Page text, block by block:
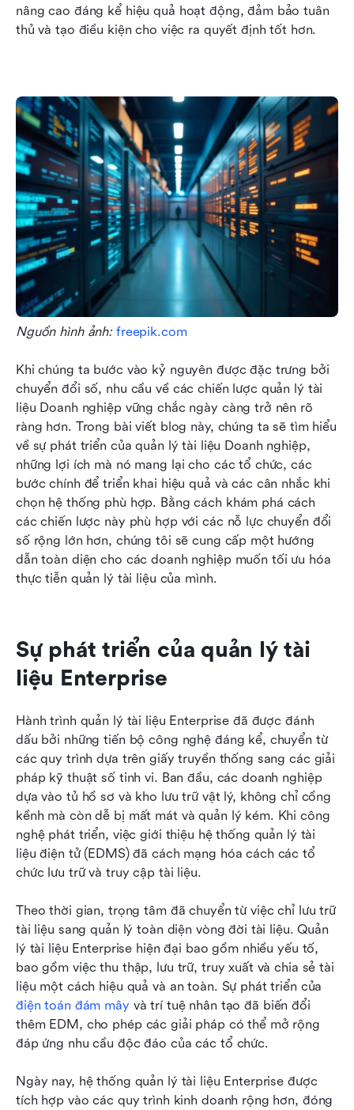
nâng cao đáng kể hiệu quả hoạt động, đảm bảo tuân
thủ và tạo điều kiện cho việc ra quyết định tốt hơn.
Nguồn hình ảnh: freepik.com
Khi chúng ta bước vào kỷ nguyên được đặc trưng bởi
chuyển đổi số, nhu cầu về các chiến lược quản lý tài
liệu Doanh nghiệp vững chắc ngày càng trở nên rõ
ràng hơn. Trong bài viết blog này, chúng ta sẽ tìm hiểu
về sự phát triển của quản lý tài liệu Doanh nghiệp,
những lợi ích mà nó mang lại cho các tổ chức, các
bước chính để triển khai hiệu quả và các cân nhắc khi
chọn hệ thống phù hợp. Bằng cách khám phá cách
các chiến lược này phù hợp với các nỗ lực chuyển đổi
số rộng lớn hơn, chúng tôi sẽ cung cấp một hướng
dẫn toàn diện cho các doanh nghiệp muốn tối ưu hóa
thực tiễn quản lý tài liệu của mình.
Sự phát triển của quản lý tài
liệu Enterprise
Hành trình quản lý tài liệu Enterprise đã được đánh
dấu bởi những tiến bộ công nghệ đáng kể, chuyển từ
các quy trình dựa trên giấy truyền thống sang các giải
pháp kỹ thuật số tinh vi. Ban đầu, các doanh nghiệp
dựa vào tủ hồ sơ và kho lưu trữ vật lý, không chỉ cồng
kềnh mà còn dễ bị mất mát và quản lý kém. Khi công
nghệ phát triển, việc giới thiệu hệ thống quản lý tài
liệu điện tử (EDMS) đã cách mạng hóa cách các tổ
chức lưu trữ và truy cập tài liệu.
Theo thời gian, trọng tâm đã chuyển từ việc chỉ lưu trữ
tài liệu sang quản lý toàn diện vòng đời tài liệu. Quản
lý tài liệu Enterprise hiện đại bao gồm nhiều yếu tố,
bao gồm việc thu thập, lưu trữ, truy xuất và chia sẻ tài
điện toán đám mây và trí tuệ nhân tạo đã biến đổi
thêm EDM, cho phép các giải pháp có thể mở rộng
đáp ứng nhu cầu độc đáo của các tổ chức.
Ngày nay, hệ thống quản lý tài liệu Enterprise được
tích hợp vào các quy trình kinh doanh rộng hơn, đóng
trong quản lý tài liệu Enterprise